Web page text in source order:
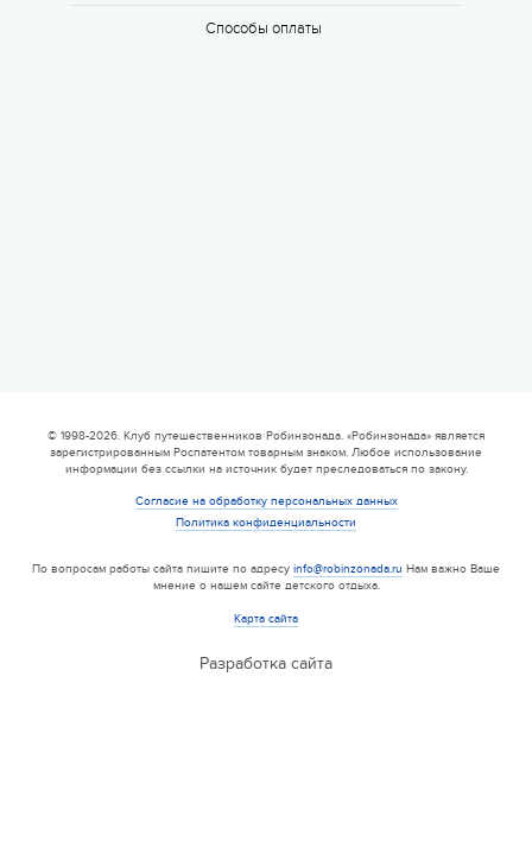
Способы оплаты
© 1998-2026. Клуб путешественников Робинзонада. «Робинзонада» является
зарегистрированным Роспатентом товарным знаком. Любое использование
информации без ссылки на источник будет преследоваться по закону.
Согласие на обработку персональных данных
Политика конфиденциальности
По вопросам работы сайта пишите по адресу info@robinzonada.ru Нам важно Ваше
мнение о нашем сайте детского отдыха.
Карта сайта
Разработка сайта